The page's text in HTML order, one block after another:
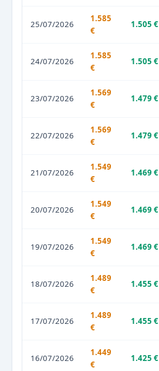
25/07/2026
1.585
€
1.505 €
24/07/2026
1.585
€
1.505 €
23/07/2026
1.569
€
1.479 €
22/07/2026
1.569
€
1.479 €
21/07/2026
1.549
€
1.469 €
20/07/2026
1.549
€
1.469 €
19/07/2026
1.549
€
1.469 €
18/07/2026
1.489
€
1.455 €
17/07/2026
1.489
€
1.455 €
16/07/2026
1.449
€
1.425 €